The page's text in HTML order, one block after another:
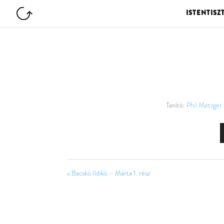
Tanító: Phil Metzger
« Bacskó Ildikó – Márta 1. rész